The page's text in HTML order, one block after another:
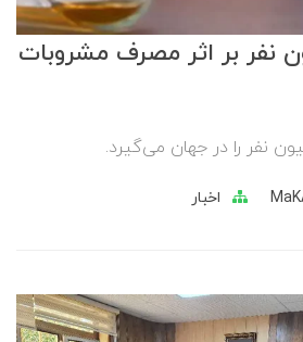
نفر بر اثر مصرف مشروبات
اخبار